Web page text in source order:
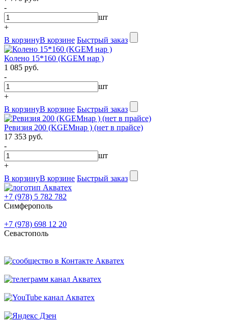
-
шт
+
В корзинуВ корзине Быстрый заказ
Колено 15*160 (KGEM нар )
1 085 руб.
-
шт
+
В корзинуВ корзине Быстрый заказ
Ревизия 200 (KGEMнар ) (нет в прайсе)
17 353 руб.
-
шт
+
В корзинуВ корзине Быстрый заказ
+7 (978) 5 782 782
Симферополь
+7 (978) 698 12 20
Севастополь